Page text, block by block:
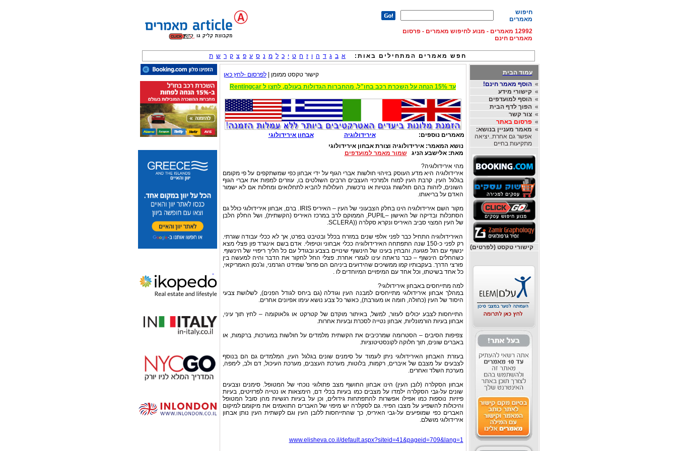
חיפוש
מאמרים
12992 מאמרים - מנוע לחיפוש מאמרים - פרסום
מאמרים חינם
חפש מאמרים המתחילים באות: א ב ג ד ה ו ז ח ט י כ ל מ נ ס ע פ צ ק ר ש ת
עמוד הבית
»הוסף מאמר חינם!
»קישורי מידע
»הוסף למועדפים
»הפוך לדף הבית
»צור קשר
»פרסום באתר
» מאמר מעניין בנושא:
אפשר גם אחרת..יציאה
מתקיעות בחיים
קישורי טקסט (לפרטים)
קישור טקסט ממומן |לפרסום -לחץ כאן
עד 15% הנחה על השכרת רכב בחו"ל, מהחברות הגדולות בעולם, לחצו ל Rentingcar
מאמרים נוספים: אירידולוגיה
אבחון אירידולוגי
נושא המאמר:אירידולוגיה וצורת אבחון אירידולוגי
מאת:אלישבע הניגשמור מאמר למועדפים
מהי אירידולוגיה?
אירידולוגיה היא מדע העוסק בזיהוי חולשות אברי הגוף על ידי אבחון כפי שמשתקפים על פי מקומם
בגלגל העין. קרבת העין למוח ולמרכזי העצבים הרבים השולטים בו, עוזרים למפות את אברי הגוף
השונים, לזהות בהם חולשות גנטיות או נרכשות, העלולות להביא לתחלואים ומחלות אם לא ישמור
האדם על בריאותו.
מקור השם אירידולוגיה הינו בחלק הצבעוני של העין – האיריס IRIS. ברם, אבחון אירידולוגי כולל גם
הסתכלות ובדיקה של האישון –PUPIL, הממוקם לרב במרכז האיריס (הקשתית), ושל החלק הלבן
של העין המצוי סביב האיריס ונקרא סקלרה ((SCLERA.
האירידולוגיה התחיל כבר לפני אלפי שנים במזרח בכלל ובטיבט בפרט, אך לא ככלי עבודה שגרתי.
רק לפני כ-150 שנה התפתחה האירידולוגיה ככלי אבחוני וטיפולי. אדם בשם אינגרד פון פצלי מצא
ינשוף עם רגל פגועה, והבחין בעינו של הינשוף שינויים בצבע ובגודל עם כל הליך ריפויי של הינשוף.
כשהחלים הינשוף – כבר נראתה עינו לגמרי אחרת. פצלי החל לחקור את הדבר והיה למעשה בין
פורצי הדרך. בעקבותיו קמו ממשיכים שהידועים ביניהם הם פרופ' שמידט הגרמני, וג'נסן האמריקאי,
כל אחד בשיטתו, וכל אחד עם המיפויים המיוחדים לו .
למה מתייחסים באבחון אירידולוגי?
במהלך אבחון אירידולוגי מתייחסים למבנה העין וגודלה (גם ביחס לגודל הפנים), לשלושת צבעי
היסוד של העין (כחולה, חומה או מעורבת), כאשר כל צבע נושא עימו אפיונים אחרים.
התייחסות לצבע יכולים לעזור, למשל, באיתור מוקדם של קטרקט או גלאוקומה – לחץ תוך עיני,
אבחון בעיות הורמונליות, אבחון נטייה לסכרת ובעיות אחרות.
צפיפות הסיבים – הסטרומה שמרכיבים את הקשתית מלמדים על חולשות במערכות, ברקמות, או
באברים שונים, תוך חלוקה לקונסטיטוציות.
בעזרת האבחון האירידולוגי ניתן לעמוד על סימנים שונים בגלגל העין, המלמדים גם הם בנוסף
לצבעים על מצבם של איברים, רקמות, בלוטות, מערכת העצבים, מערכת העיכול, דם ולב, לימפה,
מערכת השלד ואחרים.
אבחון הסקלרה (לובן העין) הינו אבחון החושף מצב פתולוגי נוכחי של המטופל. סימנים וצבעים
שונים על-גבי הסקלרה ילמדו על מצבים כמו בעיות בכלי דם, הימצאות או נטייה לפרזיטים, בעיות
פיזיות נוספות כמו אפילו אפשרות להתפתחות גידולים, וכן על בעיות רגשיות מהן סובל המטופל
והיכולות להשפיע על מצבו הפיזי. גם לסקלרה יש מיפוי של האברים התואמים את מיקומם למיקום
האברים כפי שמופיעים על-גבי האיריס, כך שהתייחסות ללובן העין וגם לקשתית העין נותן אבחון
אירידולוגי מושלם.
www.elisheva.co.il/default.aspx?siteid=41&pageid=709&lang=1